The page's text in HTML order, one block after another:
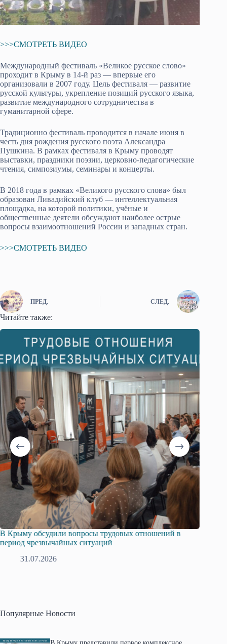
>>>СМОТРЕТЬ ВИДЕО
Международный фестиваль «Великое русское слово»
проходит в Крыму в 14-й раз — впервые его
организовали в 2007 году. Цель фестиваля — развитие
русской культуры, укрепление позиций русского языка,
развитие международного сотрудничества в
гуманитарной сфере.
Традиционно фестиваль проводится в начале июня в
честь дня рождения русского поэта Александра
Пушкина. В рамках фестиваля в Крыму проводят
выставки, праздники поэзии, церковно-педагогические
чтения, симпозиумы, семинары и концерты.
В 2018 года в рамках «Великого русского слова» был
образован Ливадийский клуб — интеллектуальная
площадка, на которой политики, учёные и
общественные деятели обсуждают наиболее острые
вопросы взаимоотношений России и западных стран.
>>>СМОТРЕТЬ ВИДЕО
ПРЕД. СЛЕД.
Читайте также:
В Крыму обсудили вопросы трудовых отношений в
период чрезвычайных ситуаций
31.07.2026
Популярные Новости